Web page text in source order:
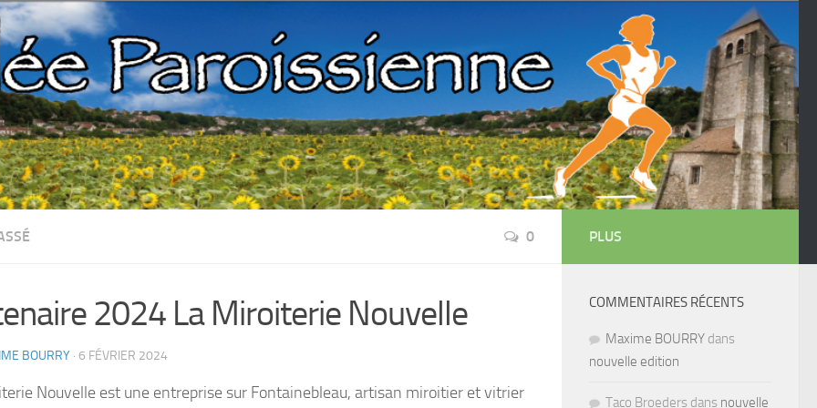
0
2024 La Miroiterie Nouvelle
BOURRY · 6 FÉVRIER 2024
Nouvelle est une entreprise sur Fontainebleau, artisan miroitier et vitrier
PLUS
COMMENTAIRES RÉCENTS
Maxime BOURRY dans
nouvelle edition
Taco Broeders dans nouvelle